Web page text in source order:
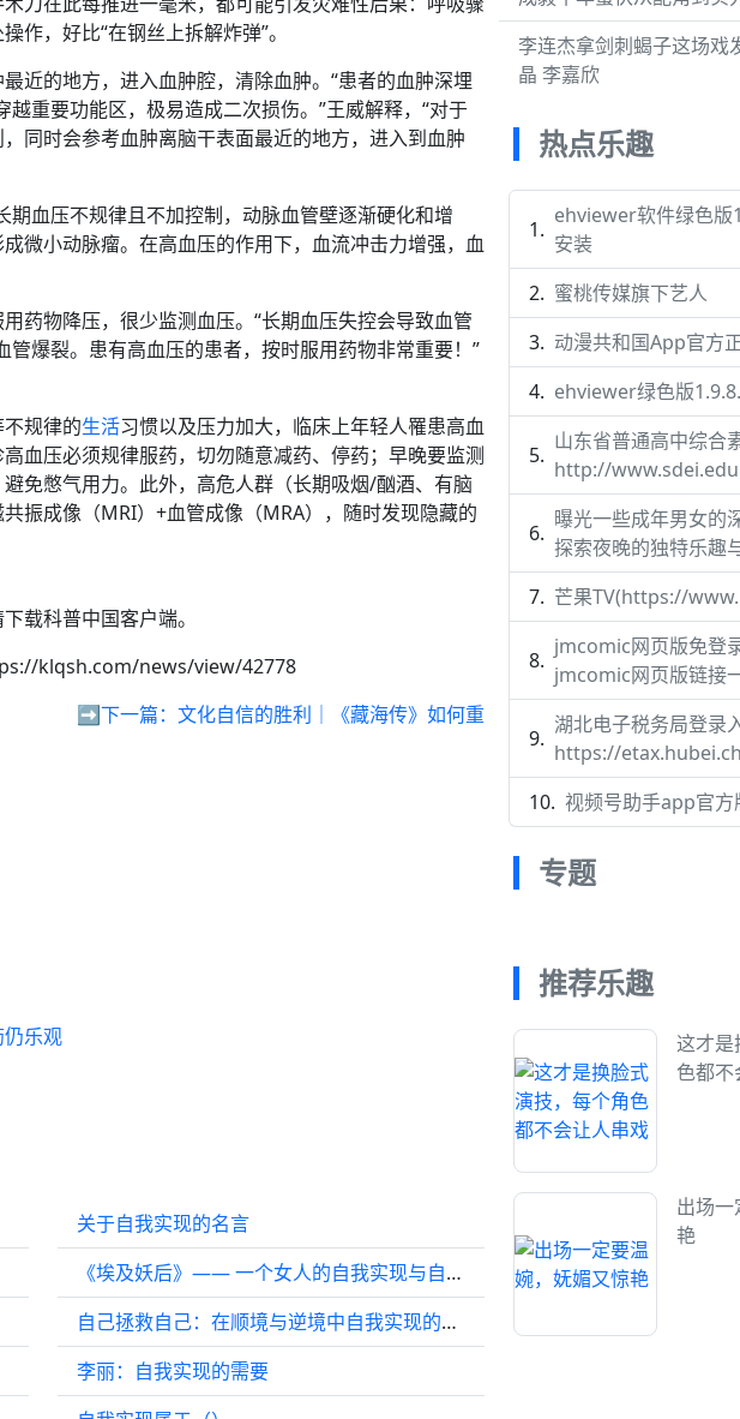
作，好比“在钢丝上拆解炸弹”。
近的地方，进入血肿腔，清除血肿。“患者的血肿深埋
越重要功能区，极易造成二次损伤。”王威解释，“对于
同时会参考血肿离脑干表面最近的地方，进入到血肿
血压不规律且不加控制，动脉血管壁逐渐硬化和增
微小动脉瘤。在高血压的作用下，血流冲击力增强，血
药物降压，很少监测血压。“长期血压失控会导致血管
管爆裂。患有高血压的患者，按时服用药物非常重要！”
规律的生活习惯以及压力加大，临床上年轻人罹患高血
血压必须规律服药，切勿随意减药、停药；早晚要监测
免憋气用力。此外，高危人群（长期吸烟/酗酒、有脑
振成像（MRI）+血管成像（MRA），随时发现隐藏的
载科普中国客户端。
klqsh.com/news/view/42778
➡️下一篇： 文化自信的胜利｜《藏海传》如何重
乐观
关于自我实现的名言
《埃及妖后》—— 一个女人的自我实现与自我发现
自己拯救自己：在顺境与逆境中自我实现的75条法则
李丽：自我实现的需要
李连杰拿剑刺蝎子这场戏
晶 李嘉欣
热点乐趣
ehviewer软件绿色版
安装
蜜桃传媒旗下艺人
动漫共和国App官方
ehviewer绿色版
山东省普通高中综合
http://
曝光一些成年男女的
探索夜晚的独特乐趣
芒果TV(https://
jmcomic网页版免登
jmcomic网页版链接
湖北电子税务局登录
https://
视频号助手app官方
专题
推荐乐趣
这才是
色都
出场
艳